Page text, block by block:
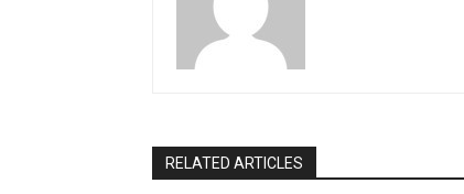
RELATED ARTICLES